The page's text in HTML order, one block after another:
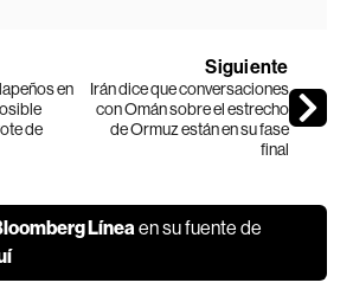
en
de
Siguiente
Irán dice que conversaciones
con Omán sobre el estrecho
de Ormuz están en su fase
final
Líneaen su fuente de